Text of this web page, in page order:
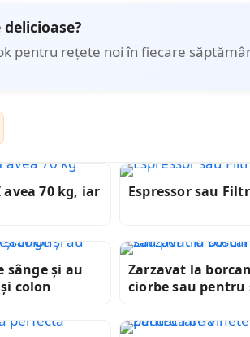
pentru rețete noi în fiecare
avea 70 kg, iar
Espressor sau
sânge și au
colon
Zarzavat la
ciorbe sau pentru